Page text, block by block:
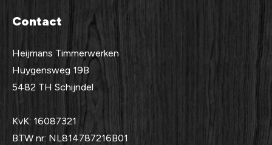
Contact
Heijmans Timmerwerken
Huygensweg 19B
5482 TH Schijndel
KvK: 16087321
BTW nr: NL814787216B01